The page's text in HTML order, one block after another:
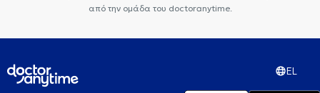
από την ομάδα του doctoranytime.
EL